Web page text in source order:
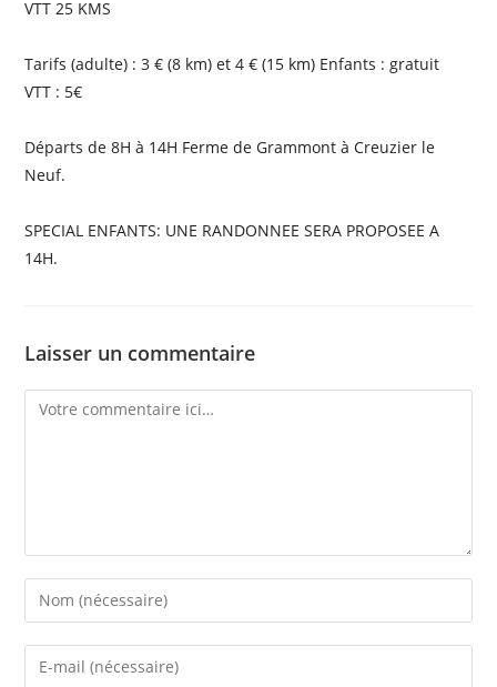
VTT 25 KMS
Tarifs (adulte) : 3 € (8 km) et 4 € (15 km) Enfants : gratuit
VTT : 5€
Départs de 8H à 14H Ferme de Grammont à Creuzier le
Neuf.
SPECIAL ENFANTS: UNE RANDONNEE SERA PROPOSEE A
14H.
Laisser un commentaire